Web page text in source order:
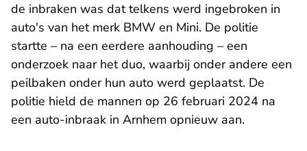
de inbraken was dat telkens werd ingebroken in
auto's van het merk BMW en Mini. De politie
startte – na een eerdere aanhouding – een
onderzoek naar het duo, waarbij onder andere een
peilbaken onder hun auto werd geplaatst. De
politie hield de mannen op 26 februari 2024 na
een auto-inbraak in Arnhem opnieuw aan.